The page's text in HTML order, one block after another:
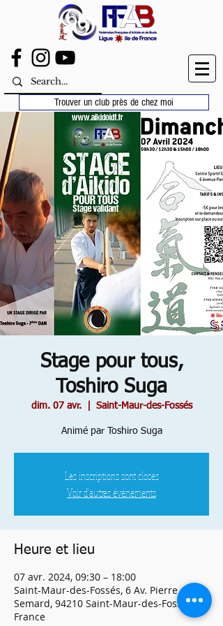
Trouver un club près de chez moi
Stage pour tous,
Toshiro Suga
dim. 07 avr.
  |
Saint-Maur-des-Fossés
Animé par Toshiro Suga
Les inscriptions sont closes
Voir d'autres événements
Heure et lieu
07 avr. 2024, 09:30 – 18:00
Saint-Maur-des-Fossés, 6 Av. Pierre
Semard, 94210 Saint-Maur-des-Fossés,
France